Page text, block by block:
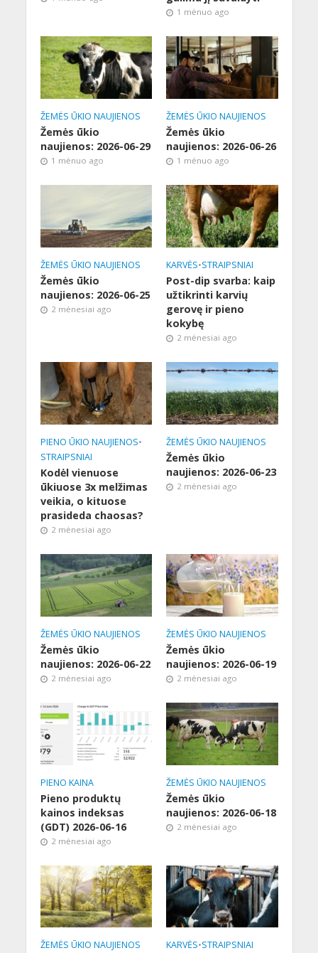
1 mėnuo ago
ŽEMĖS ŪKIO NAUJIENOS
Žemės ūkio
naujienos: 2026-06-29
1 mėnuo ago
ŽEMĖS ŪKIO NAUJIENOS
Žemės ūkio
naujienos: 2026-06-26
1 mėnuo ago
ŽEMĖS ŪKIO NAUJIENOS
Žemės ūkio
naujienos: 2026-06-25
2 mėnesiai ago
KARVĖS•STRAIPSNIAI
Post-dip svarba: kaip
užtikrinti karvių
gerovę ir pieno
kokybę
2 mėnesiai ago
PIENO ŪKIO NAUJIENOS•
STRAIPSNIAI
Kodėl vienuose
ūkiuose 3x melžimas
veikia, o kituose
prasideda chaosas?
2 mėnesiai ago
ŽEMĖS ŪKIO NAUJIENOS
Žemės ūkio
naujienos: 2026-06-23
2 mėnesiai ago
ŽEMĖS ŪKIO NAUJIENOS
Žemės ūkio
naujienos: 2026-06-22
2 mėnesiai ago
ŽEMĖS ŪKIO NAUJIENOS
Žemės ūkio
naujienos: 2026-06-19
2 mėnesiai ago
PIENO KAINA
Pieno produktų
kainos indeksas
(GDT) 2026-06-16
2 mėnesiai ago
ŽEMĖS ŪKIO NAUJIENOS
Žemės ūkio
naujienos: 2026-06-18
2 mėnesiai ago
ŽEMĖS ŪKIO NAUJIENOS KARVĖS•STRAIPSNIAI